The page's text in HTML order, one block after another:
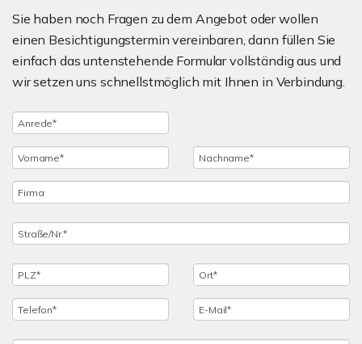
Sie haben noch Fragen zu dem Angebot oder wollen
einen Besichtigungstermin vereinbaren, dann füllen Sie
einfach das untenstehende Formular vollständig aus und
wir setzen uns schnellstmöglich mit Ihnen in Verbindung.